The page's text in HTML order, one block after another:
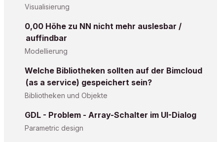
Visualisierung
0,00 Höhe zu NN nicht mehr auslesbar /
auffindbar
Modellierung
Welche Bibliotheken sollten auf der Bimcloud
(as a service) gespeichert sein?
Bibliotheken und Objekte
GDL - Problem - Array-Schalter im UI-Dialog
Parametric design